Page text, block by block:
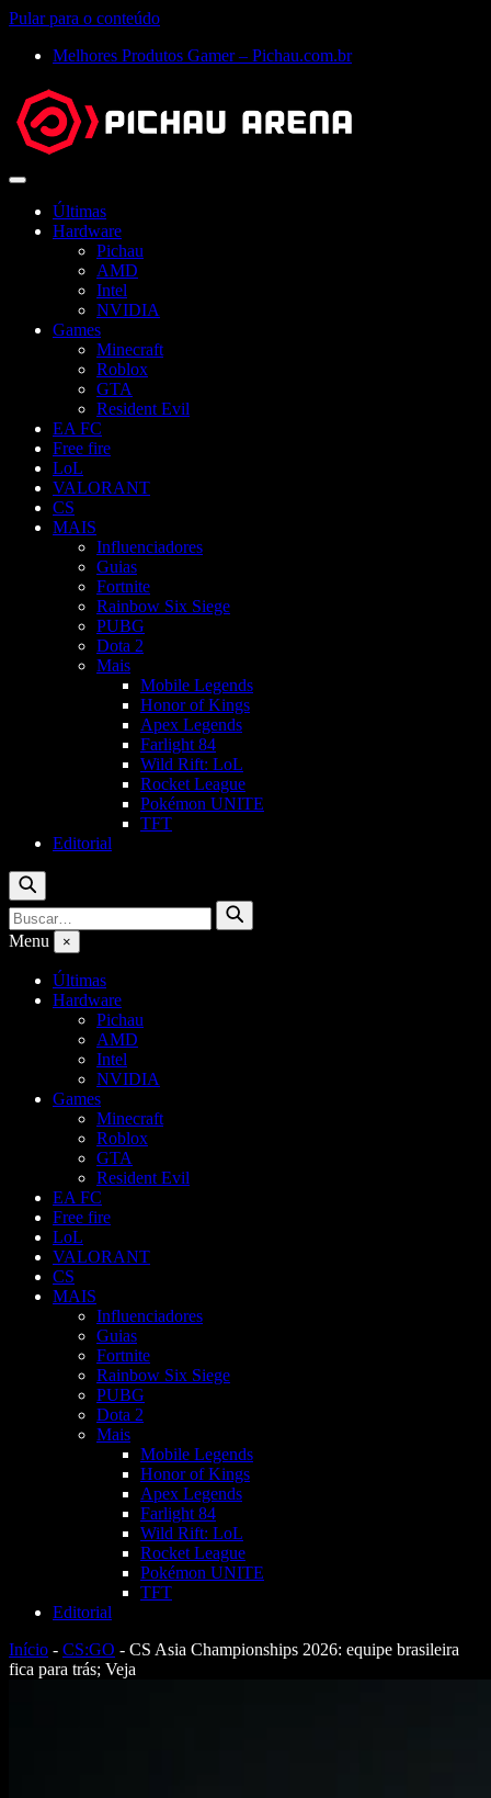
Pular para o conteúdo
Melhores Produtos Gamer – Pichau.com.br
Abrir
Últimas
Hardware
Pichau
AMD
Intel
NVIDIA
Games
Minecraft
Roblox
GTA
Resident Evil
EA FC
Free fire
LoL
VALORANT
CS
MAIS
Influenciadores
Guias
Fortnite
Rainbow Six Siege
PUBG
Dota 2
Mais
Mobile Legends
Honor of Kings
Apex Legends
Farlight 84
Wild Rift: LoL
Rocket League
Pokémon UNITE
TFT
Editorial
Buscar
Buscar
por:
Buscar
Menu ×
Últimas
Hardware
Pichau
AMD
Intel
NVIDIA
Games
Minecraft
Roblox
GTA
Resident Evil
EA FC
Free fire
LoL
VALORANT
CS
MAIS
Influenciadores
Guias
Fortnite
Rainbow Six Siege
PUBG
Dota 2
Mais
Mobile Legends
Honor of Kings
Apex Legends
Farlight 84
Wild Rift: LoL
Rocket League
Pokémon UNITE
TFT
Editorial
Início - CS:GO - CS Asia Championships 2026: equipe brasileira
fica para trás; Veja